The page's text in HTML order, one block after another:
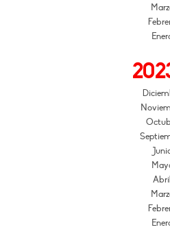
Abril